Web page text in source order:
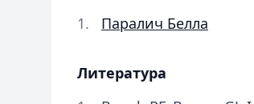
Паралич Белла
Литература